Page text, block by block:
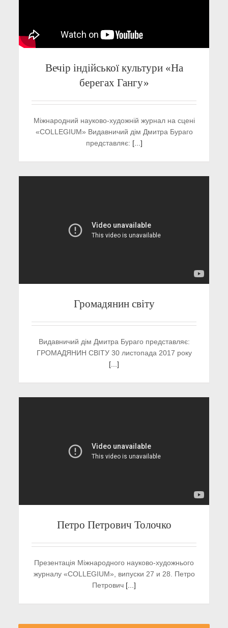
Вечір індійської культури «На
берегах Гангу»
Міжнародний науково-художній журнал на сцені
«COLLEGIUM» Видавничий дім Дмитра Бураго
представляє: [...]
Громадянин світу
Видавничий дім Дмитра Бураго представляє:
ГРОМАДЯНИН СВІТУ 30 листопада 2017 року
[...]
Петро Петрович Толочко
Презентація Міжнародного науково-художнього
журналу «COLLEGIUM», випуски 27 и 28. Петро
Петрович [...]